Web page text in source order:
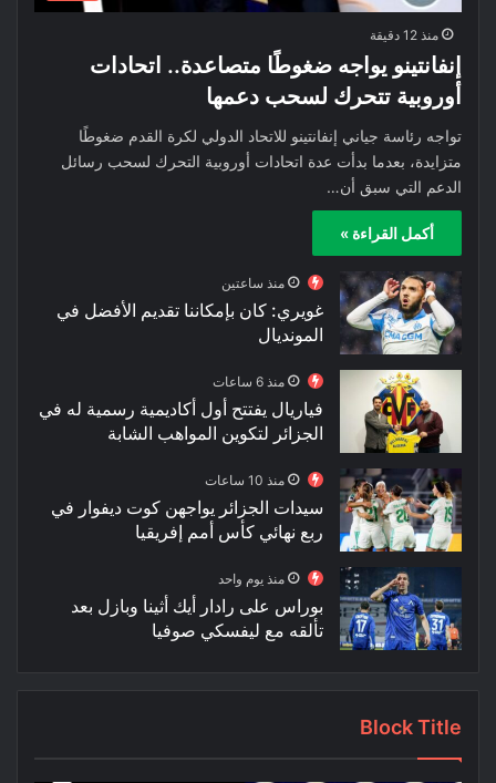
منذ 12 دقيقة
إنفانتينو يواجه ضغوطًا متصاعدة.. اتحادات
أوروبية تتحرك لسحب دعمها
تواجه رئاسة جياني إنفانتينو للاتحاد الدولي لكرة القدم ضغوطًا
متزايدة، بعدما بدأت عدة اتحادات أوروبية التحرك لسحب رسائل
الدعم التي سبق أن…
أكمل القراءة »
منذ ساعتين
غويري: كان بإمكاننا تقديم الأفضل في
المونديال
منذ 6 ساعات
فياريال يفتتح أول أكاديمية رسمية له في
الجزائر لتكوين المواهب الشابة
منذ 10 ساعات
سيدات الجزائر يواجهن كوت ديفوار في
ربع نهائي كأس أمم إفريقيا
منذ يوم واحد
بوراس على رادار أيك أثينا وبازل بعد
تألقه مع ليفسكي صوفيا
Block Title